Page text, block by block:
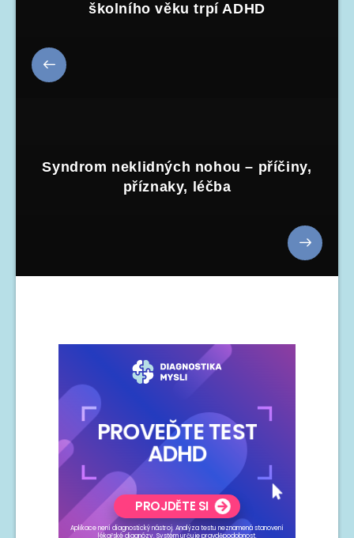
školního věku trpí ADHD
Syndrom neklidných nohou – příčiny,
příznaky, léčba